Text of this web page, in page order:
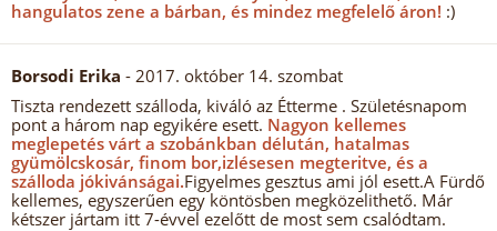
hangulatos zene a bárban, és mindez megfelelő áron! :)
Borsodi Erika - 2017. október 14. szombat
Tiszta rendezett szálloda, kiváló az Étterme . Születésnapom
pont a három nap egyikére esett. Nagyon kellemes
meglepetés várt a szobánkban délután, hatalmas
gyümölcskosár, finom bor,izlésesen megteritve, és a
szálloda jókivánságai.Figyelmes gesztus ami jól esett.A Fürdő
kellemes, egyszerűen egy köntösben megközelithető. Már
kétszer jártam itt 7-évvel ezelőtt de most sem csalódtam.